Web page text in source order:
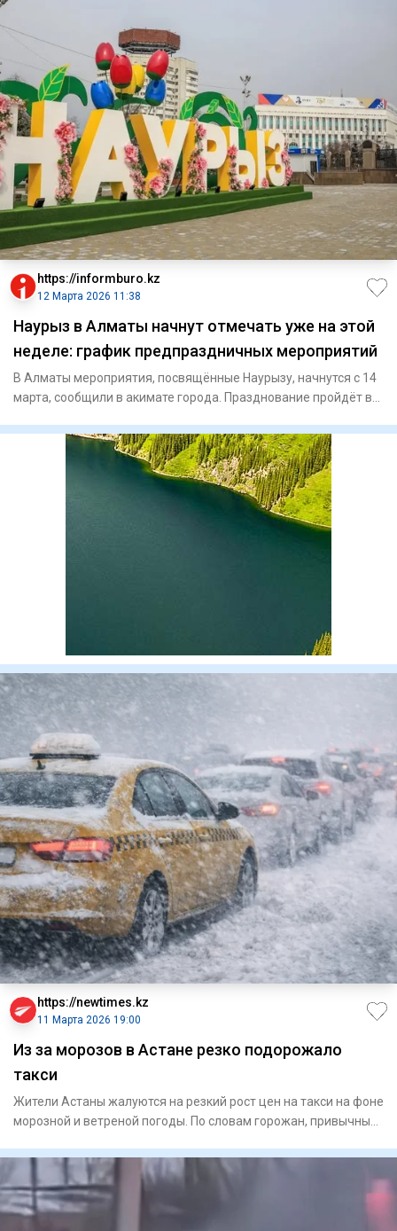
https://informburo.kz
12 Марта 2026 11:38
Наурыз в Алматы начнут отмечать уже на этой
неделе: график предпраздничных мероприятий
В Алматы мероприятия, посвящённые Наурызу, начнутся с 14
марта, сообщили в акимате города. Празднование пройдёт в
https://newtimes.kz
11 Марта 2026 19:00
Из за морозов в Астане резко подорожало
такси
Жители Астаны жалуются на резкий рост цен на такси на фоне
морозной и ветреной погоды. По словам горожан, привычные